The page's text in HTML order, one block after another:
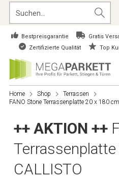
Bestpreisgarantie Gratis
Zertifizierte Qualität
Top
Home Shop
Terrassen
FANO Stone Terrassenplatte 20 x 180
++ AKTION ++
CALLISTO